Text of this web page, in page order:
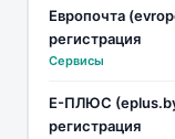
Европочта
регистрация
Сервисы
Е-ПЛЮС
регистрация